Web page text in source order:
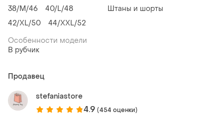
38/M/46
40/L/48
42/XL/50
44/XXL/52
Штаны и шорты
Особенности модели
В рубчик
Продавец
stefaniastore
4.9 (454 оценки)